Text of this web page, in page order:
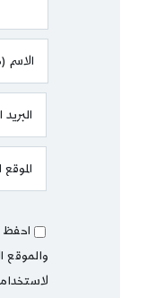
احفظ
والموقع